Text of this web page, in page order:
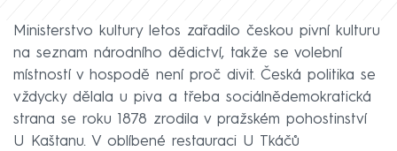
Ministerstvo kultury letos zařadilo českou pivní kulturu
na seznam národního dědictví, takže se volební
místností v hospodě není proč divit. Česká politika se
vždycky dělala u piva a třeba sociálnědemokratická
strana se roku 1878 zrodila v pražském pohostinství
U Kaštanu. V oblíbené restauraci U Tkáčů